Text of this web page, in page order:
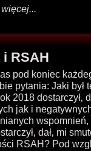
więcej...
i RSAH
pod koniec
pytania: Jaki był
2018
jak i
dał‚ mi
RSAH? Pod